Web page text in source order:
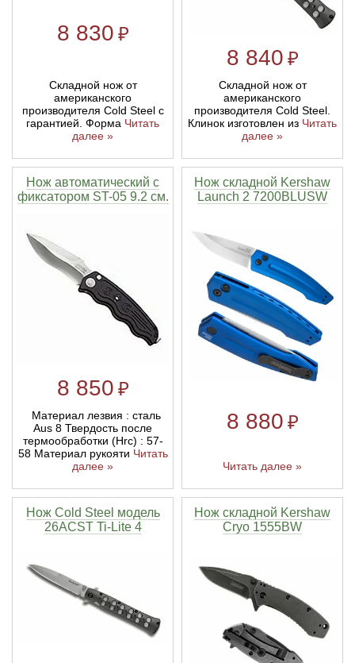
8 830 ₽
Складной нож от
американского
производителя Cold Steel с
гарантией. Форма Читать
далее »
8 840 ₽
Складной нож от
американского
производителя Cold Steel.
Клинок изготовлен из Читать
далее »
Нож автоматический с
фиксатором ST-05 9.2 см.
8 850 ₽
Материал лезвия : сталь
Aus 8 Твердость после
термообработки (Hrc) : 57-
58 Материал рукояти Читать
далее »
Нож складной Kershaw
Launch 2 7200BLUSW
8 880 ₽
Читать далее »
Нож Cold Steel модель
26ACST Ti-Lite 4
Нож складной Kershaw
Cryo 1555BW